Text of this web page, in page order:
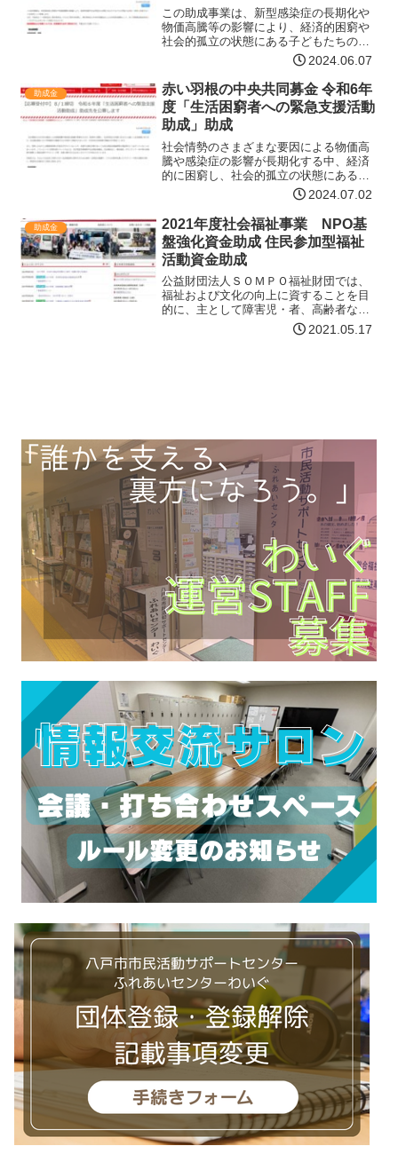
応援する助成」第2回
この助成事業は、新型感染症の長期化や
物価高騰等の影響により、経済的困窮や
社会的孤立の状態にある子どもたちの学
習と生活を一体的に応援することを目的
として実施します。なお、本助成は「一
般財団法人清水育英会」からのご寄付を
財源に、清水育英会と中央…【詳細はコ
チラ】
2024.06.07
助成金
赤い羽根の中央共同募金 令和6年
度「生活困窮者への緊急支援活動
助成」助成
社会情勢のさまざまな要因による物価高
騰や感染症の影響が長期化する中、経済
的に困窮し、社会的孤立の状態にある
方々は厳しい生活環境にあります。生活
福祉資金コロナ特例貸付の償還が2023年
度から開始されましたが、引き続き生活
再建が困難な方が数多く…【詳細はコチ
ラ】
2024.07.02
助成金
2021年度社会福祉事業 NPO基
盤強化資金助成 住民参加型福祉
活動資金助成
公益財団法人ＳＯＭＰＯ福祉財団では、
福祉および文化の向上に資することを目
的に、主として障害児・者、高齢者など
を対象として活動するＮＰＯの支援、社
会福祉の学術文献表彰、学術研究・文化
2021.05.17